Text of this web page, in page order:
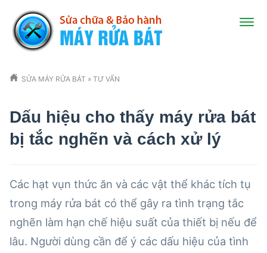
SỬA MÁY RỬA BÁT » TƯ VẤN
Dấu hiệu cho thấy máy rửa bát
bị tắc nghẽn và cách xử lý
Các hạt vụn thức ăn và các vật thể khác tích tụ
trong máy rửa bát có thể gây ra tình trạng tắc
nghẽn làm hạn chế hiệu suất của thiết bị nếu để
lâu. Người dùng cần để ý các dấu hiệu của tình